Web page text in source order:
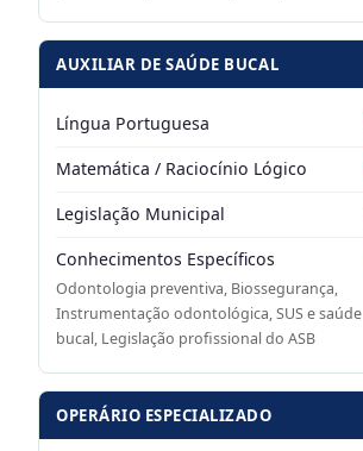
AUXILIAR DE SAÚDE BUCAL
Língua Portuguesa
Matemática / Raciocínio Lógico
Legislação Municipal
Conhecimentos Específicos
Odontologia preventiva, Biossegurança,
Instrumentação odontológica, SUS e saúde
bucal, Legislação profissional do ASB
OPERÁRIO ESPECIALIZADO